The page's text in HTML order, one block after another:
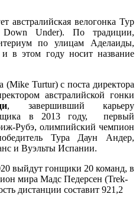
австралийская велогонка Тур
Under). По традиции,
по улицам Аделаиды,
в этом году носит название
Turtur) с поста директора
австралийской гонки
, завершивший карьеру
в 2013 году, первый
Рубэ, олимпийский чемпион
Тура Даун Андер,
и Вуэльты Испании.
выйдут гонщики 20 команд, в
мира Мадс Педерсен (Trek-
дистанции составит 921,2